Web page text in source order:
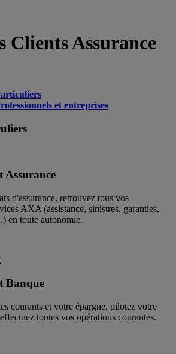
Clients Assurance
et entreprises
Assurance
d'assurance, retrouvez tous vos
AXA (assistance, sinistres, garanties,
en toute autonomie.
Banque
courants et votre épargne, pilotez votre
toutes vos opérations courantes.